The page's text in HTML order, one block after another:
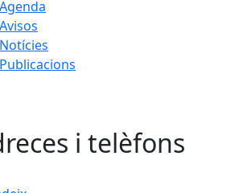
Agenda
Avisos
Notícies
Publicacions
i telèfons